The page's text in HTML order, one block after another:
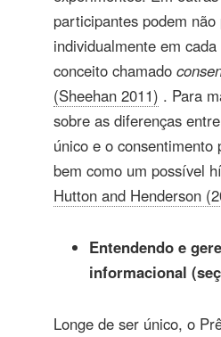
participantes podem
individualmente em
conceito chamado
(Sheehan 2011) . Para
sobre as diferenças
único e o consentimento
bem como um possível
Hutton and Henderson
Entendendo e
informacional
Longe de ser único, o